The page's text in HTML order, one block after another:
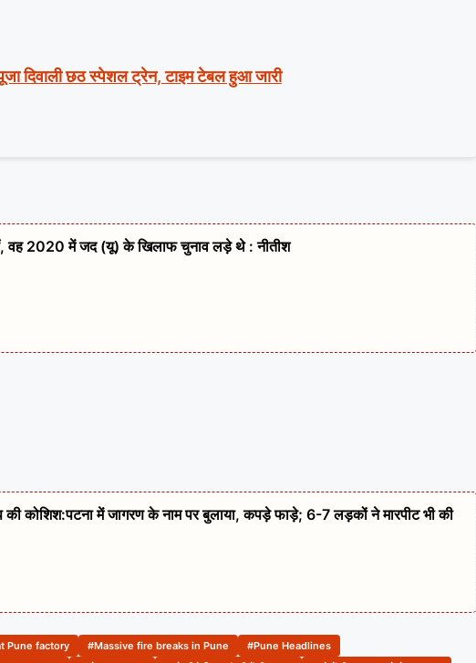
दिवाली छठ स्पेशल ट्रेन, टाइम टेबल हुआ जारी
हैं, वह 2020 में जद (यू) के खिलाफ चुनाव लड़े थे : नीतीश
की कोशिश:पटना में जागरण के नाम पर बुलाया, कपड़े फाड़े; 6-7 लड़कों ने मारपीट भी की
Pune factory #Massive fire breaks in Pune
#Pune Headlines